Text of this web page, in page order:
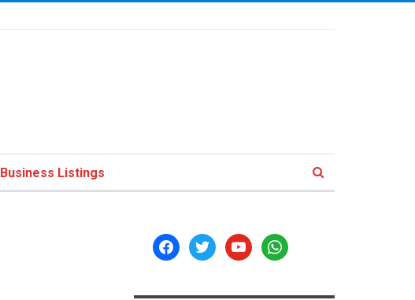
Business Listings
facebooktwitteryoutubewhatsapp